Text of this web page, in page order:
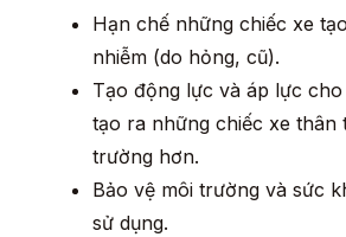
Hạn chế những chiếc xe
nhiễm (do hỏng, cũ).
Tạo động lực và áp lực
tạo ra những chiếc xe thân
trường hơn.
Bảo vệ môi trường và sức
sử dụng.